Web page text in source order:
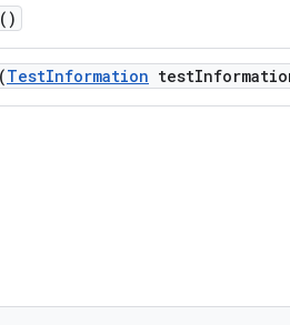
()
(TestInformation test